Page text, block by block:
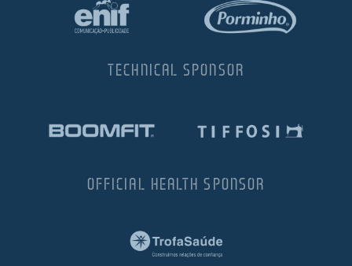
TECHNICAL SPONSOR
OFFICIAL HEALTH SPONSOR